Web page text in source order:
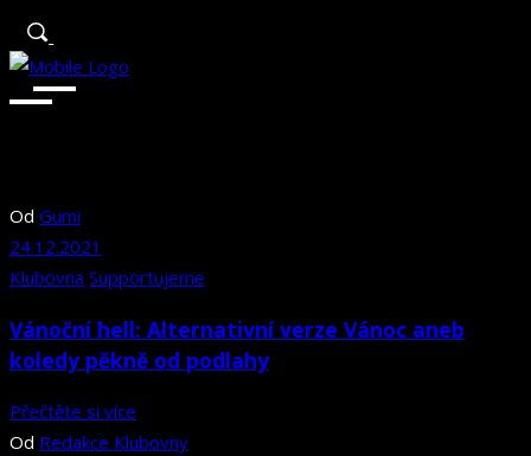
Od Gumi
24.12.2021
Klubovna Supportujeme
Vánoční hell: Alternativní verze Vánoc aneb
koledy pěkně od podlahy
Přečtěte si více
Od Redakce Klubovny